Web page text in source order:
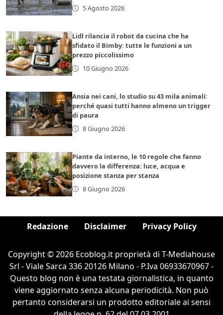
5 Agosto 2026
Lidl rilancia il robot da cucina che ha
sfidato il Bimby: tutte le funzioni a un
prezzo piccolissimo
10 Giugno 2026
Ansia nei cani, lo studio su 43 mila animali:
perché quasi tutti hanno almeno un trigger
di paura
8 Giugno 2026
Piante da interno, le 10 regole che fanno
davvero la differenza: luce, acqua e
posizione stanza per stanza
8 Giugno 2026
Redazione Disclaimer Privacy Policy
Copyright © 2026 Ecoblog.it proprietà di T-Mediahouse
Srl - Viale Sarca 336 20126 Milano - P.Iva 06933670967 -
Questo blog non è una testata giornalistica, in quanto
viene aggiornato senza alcuna periodicità. Non può
pertanto considerarsi un prodotto editoriale ai sensi